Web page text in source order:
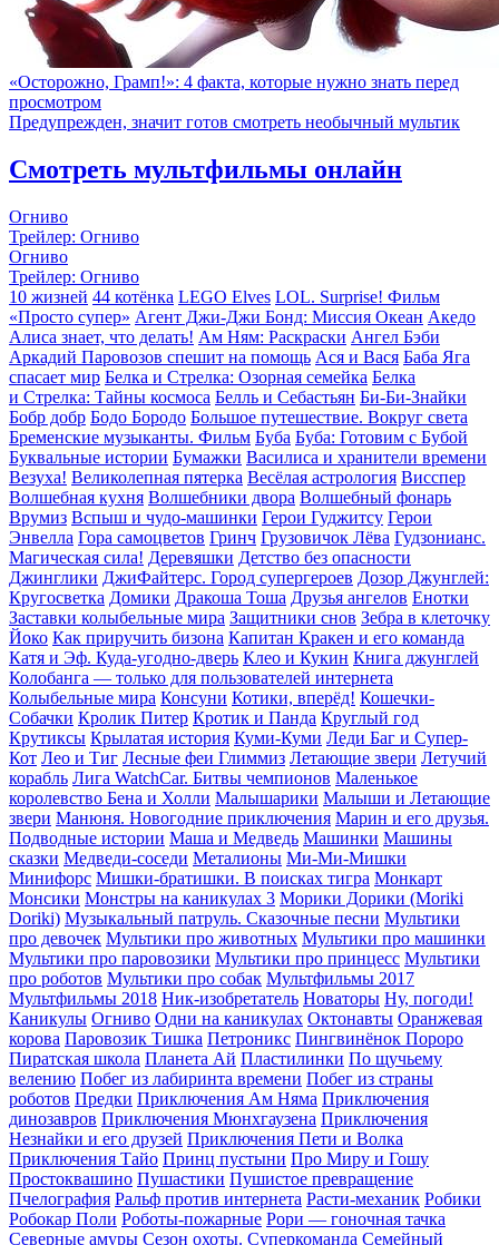
«Осторожно, Грамп!»: 4 факта, которые нужно знать перед
просмотром
Предупрежден, значит готов смотреть необычный мультик
Смотреть мультфильмы онлайн
Огниво
Трейлер: Огниво
Огниво
Трейлер: Огниво
10 жизней 44 котёнка LEGO Elves LOL. Surprise! Фильм
«Просто супер» Агент Джи-Джи Бонд: Миссия Океан Акедо
Алиса знает, что делать! Ам Ням: Раскраски Ангел Бэби
Аркадий Паровозов спешит на помощь Ася и Вася Баба Яга
спасает мир Белка и Стрелка: Озорная семейка Белка
и Стрелка: Тайны космоса Белль и Себастьян Би-Би-Знайки
Бобр добр Бодо Бородо Большое путешествие. Вокруг света
Бременские музыканты. Фильм Буба Буба: Готовим с Бубой
Буквальные истории Бумажки Василиса и хранители времени
Везуха! Великолепная пятерка Весёлая астрология Висспер
Волшебная кухня Волшебники двора Волшебный фонарь
Врумиз Вспыш и чудо-машинки Герои Гуджитсу Герои
Энвелла Гора cамоцветов Гринч Грузовичок Лёва Гудзонианс.
Магическая сила! Деревяшки Детство без опасности
Джинглики ДжиФайтерс. Город супергероев Дозор Джунглей:
Кругосветка Домики Дракоша Тоша Друзья ангелов Енотки
Заставки колыбельные мира Защитники снов Зебра в клеточку
Йоко Как приручить бизона Капитан Кракен и его команда
Катя и Эф. Куда-угодно-дверь Клео и Кукин Книга джунглей
Колобанга — только для пользователей интернета
Колыбельные мира Консуни Котики, вперёд! Кошечки-
Собачки Кролик Питер Кротик и Панда Круглый год
Крутиксы Крылатая история Куми-Куми Леди Баг и Супер-
Кот Лео и Тиг Лесные феи Глиммиз Летающие звери Летучий
корабль Лига WatchCar. Битвы чемпионов Маленькое
королевство Бена и Холли Малышарики Малыши и Летающие
звери Манюня. Новогодние приключения Марин и его друзья.
Подводные истории Маша и Медведь Машинки Машины
сказки Медведи-соседи Металионы Ми-Ми-Мишки
Минифорс Мишки-братишки. В поисках тигра Монкарт
Монсики Монстры на каникулах 3 Морики Дорики (Moriki
Doriki) Музыкальный патруль. Сказочные песни Мультики
про девочек Мультики про животных Мультики про машинки
Мультики про паровозики Мультики про принцесс Мультики
про роботов Мультики про собак Мультфильмы 2017
Мультфильмы 2018 Ник-изобретатель Новаторы Ну, погоди!
Каникулы Огниво Одни на каникулах Октонавты Оранжевая
корова Паровозик Тишка Петроникс Пингвинёнок Пороро
Пиратская школа Планета Aй Пластилинки По щучьему
велению Побег из лабиринта времени Побег из страны
роботов Предки Приключения Ам Няма Приключения
динозавров Приключения Мюнхгаузена Приключения
Незнайки и его друзей Приключения Пети и Волка
Приключения Тайо Принц пустыни Про Миру и Гошу
Простоквашино Пушастики Пушистое превращение
Пчелография Ральф против интернета Расти-механик Робики
Робокар Поли Роботы-пожарные Рори — гоночная тачка
Северные амуры Сезон охоты. Суперкоманда Семейный